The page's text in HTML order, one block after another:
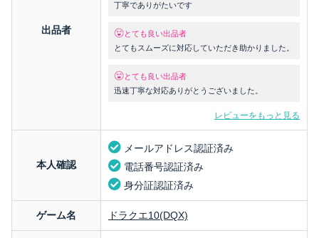
出品者
丁寧でありがたいです
とても良い出品者
とてもスムーズに対応していただき助かりました。
とても良い出品者
迅速丁寧な対応ありがとうございました。
レビューをもっと見る
本人確認
メールアドレス認証済み
電話番号認証済み
身分証認証済み
ゲーム名 ドラクエ10(DQX)